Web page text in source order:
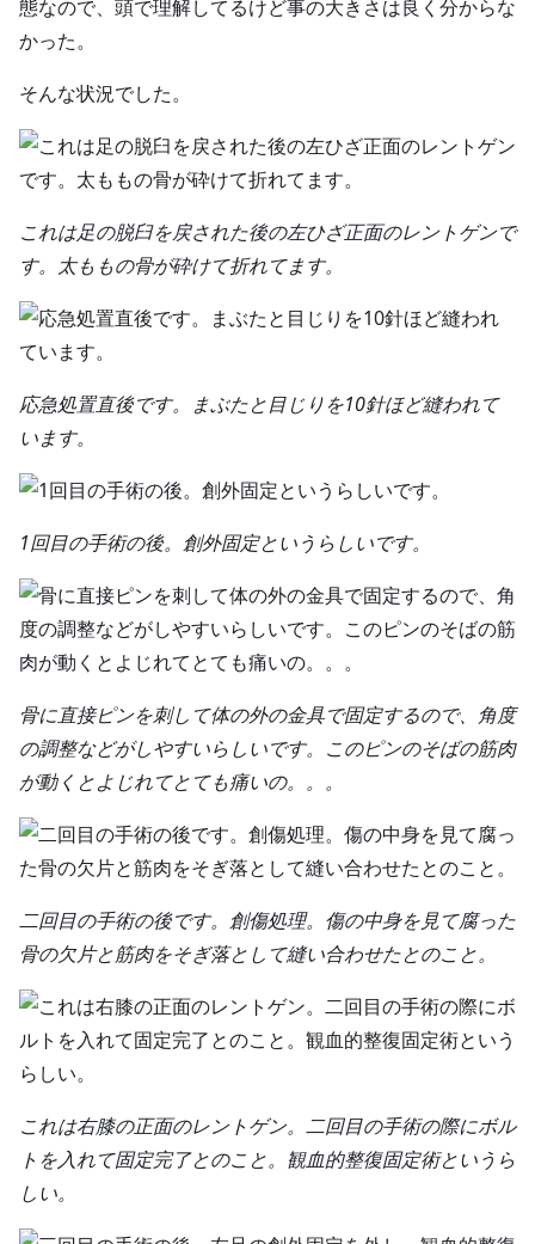
態なので、頭で理解してるけど事の大きさは良く分からな
かった。
そんな状況でした。
これは足の脱臼を戻された後の左ひざ正面のレントゲンで
す。太ももの骨が砕けて折れてます。
応急処置直後です。まぶたと目じりを10針ほど縫われて
います。
1回目の手術の後。創外固定というらしいです。
骨に直接ピンを刺して体の外の金具で固定するので、角度
の調整などがしやすいらしいです。このピンのそばの筋肉
が動くとよじれてとても痛いの。。。
二回目の手術の後です。創傷処理。傷の中身を見て腐った
骨の欠片と筋肉をそぎ落として縫い合わせたとのこと。
これは右膝の正面のレントゲン。二回目の手術の際にボル
トを入れて固定完了とのこと。観血的整復固定術というら
しい。